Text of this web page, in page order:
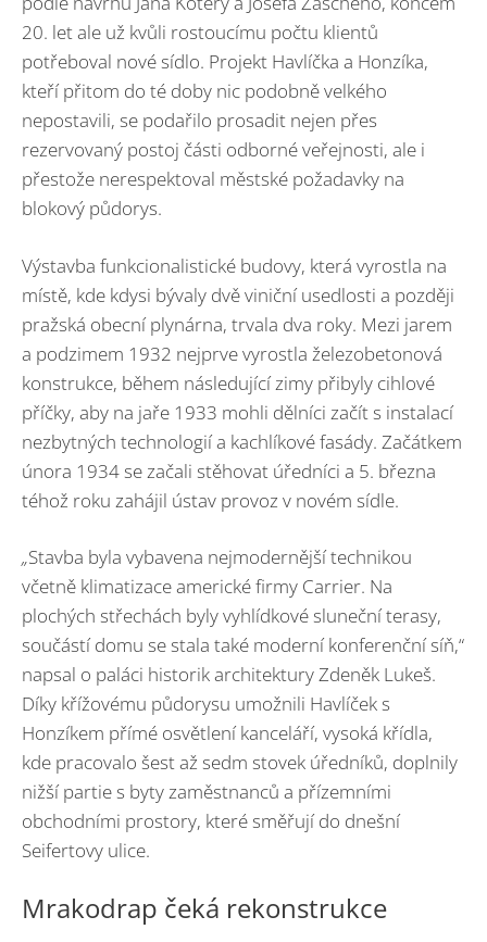
20. let ale už kvůli rostoucímu počtu klientů
potřeboval nové sídlo. Projekt Havlíčka a Honzíka,
kteří přitom do té doby nic podobně velkého
nepostavili, se podařilo prosadit nejen přes
rezervovaný postoj části odborné veřejnosti, ale i
přestože nerespektoval městské požadavky na
blokový půdorys.
Výstavba funkcionalistické budovy, která vyrostla na
místě, kde kdysi bývaly dvě viniční usedlosti a později
pražská obecní plynárna, trvala dva roky. Mezi jarem
a podzimem 1932 nejprve vyrostla železobetonová
konstrukce, během následující zimy přibyly cihlové
příčky, aby na jaře 1933 mohli dělníci začít s instalací
nezbytných technologií a kachlíkové fasády. Začátkem
února 1934 se začali stěhovat úředníci a 5. března
téhož roku zahájil ústav provoz v novém sídle.
„Stavba byla vybavena nejmodernější technikou
včetně klimatizace americké firmy Carrier. Na
plochých střechách byly vyhlídkové sluneční terasy,
součástí domu se stala také moderní konferenční síň,“
napsal o paláci historik architektury Zdeněk Lukeš.
Díky křížovému půdorysu umožnili Havlíček s
Honzíkem přímé osvětlení kanceláří, vysoká křídla,
kde pracovalo šest až sedm stovek úředníků, doplnily
nižší partie s byty zaměstnanců a přízemními
obchodními prostory, které směřují do dnešní
Seifertovy ulice.
Mrakodrap čeká rekonstrukce